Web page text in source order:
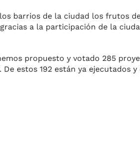
barrios de la ciudad los frutos
a la participación de la
propuesto y votado 285
estos 192 están ya ejecutados